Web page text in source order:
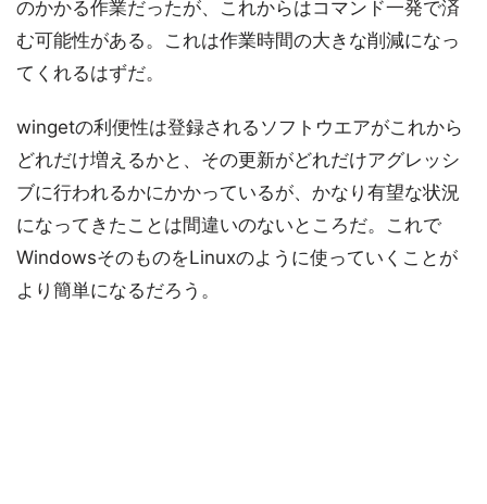
のかかる作業だったが、これからはコマンド一発で済
む可能性がある。これは作業時間の大きな削減になっ
てくれるはずだ。
wingetの利便性は登録されるソフトウエアがこれから
どれだけ増えるかと、その更新がどれだけアグレッシ
ブに行われるかにかかっているが、かなり有望な状況
になってきたことは間違いのないところだ。これで
WindowsそのものをLinuxのように使っていくことが
より簡単になるだろう。